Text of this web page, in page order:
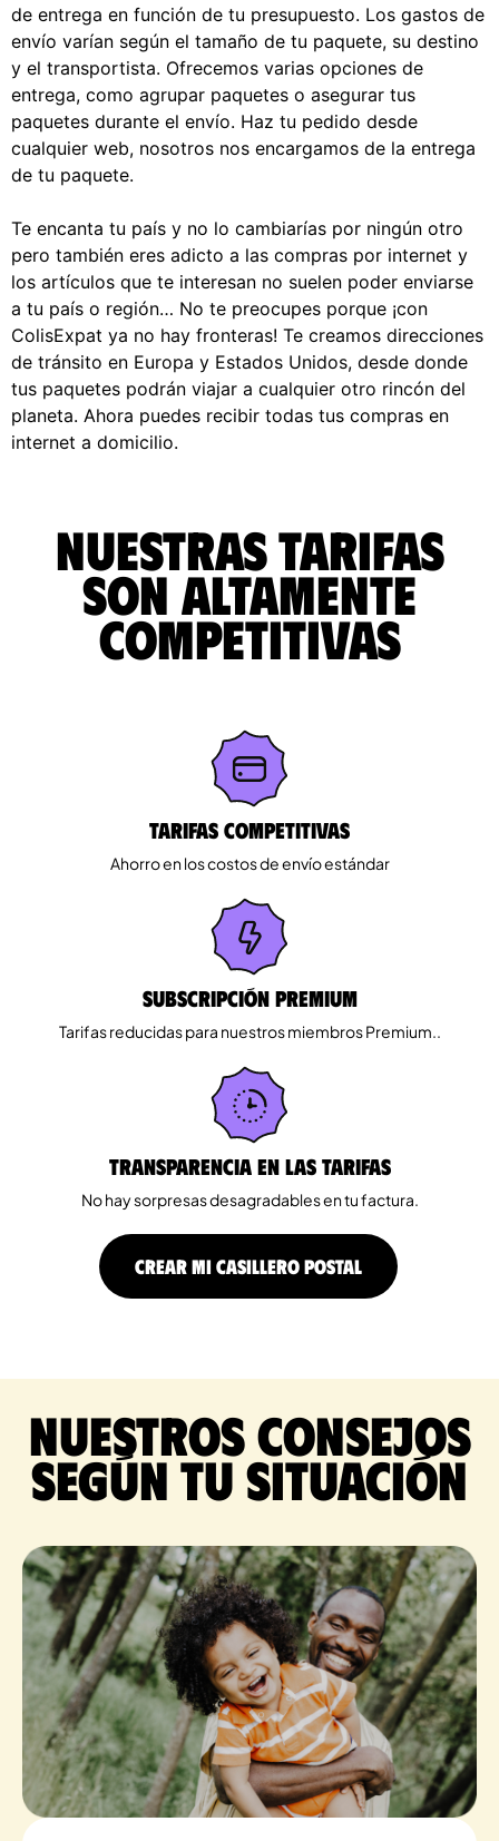
de entrega en función de tu presupuesto. Los gastos de
envío varían según el tamaño de tu paquete, su destino
y el transportista. Ofrecemos varias opciones de
entrega, como agrupar paquetes o asegurar tus
paquetes durante el envío. Haz tu pedido desde
cualquier web, nosotros nos encargamos de la entrega
de tu paquete.
Te encanta tu país y no lo cambiarías por ningún otro
pero también eres adicto a las compras por internet y
los artículos que te interesan no suelen poder enviarse
a tu país o región… No te preocupes porque ¡con
ColisExpat ya no hay fronteras! Te creamos direcciones
de tránsito en Europa y Estados Unidos, desde donde
tus paquetes podrán viajar a cualquier otro rincón del
planeta. Ahora puedes recibir todas tus compras en
internet a domicilio.
Nuestras tarifas
son altamente
competitivas
Tarifas competitivas
Ahorro en los costos de envío estándar
Subscripción Premium
Tarifas reducidas para nuestros miembros Premium..
Transparencia en las tarifas
No hay sorpresas desagradables en tu factura.
CREAR MI CASILLERO POSTAL
Nuestros consejos
según tu situación